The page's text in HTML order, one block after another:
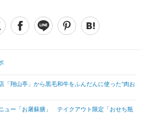
その他
映画・ドラマ
その他
「翔山亭」から黒毛和牛をふんだんに使った“肉お
ュー「お屠蘇膳」 テイクアウト限定「おせち瓶